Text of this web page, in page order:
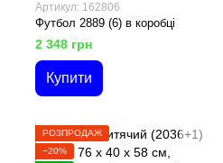
Артикул: 162806
Футбол 2889 (6) в коробці
2 348 грн
Купити
РОЗПРОДАЖ
−20%